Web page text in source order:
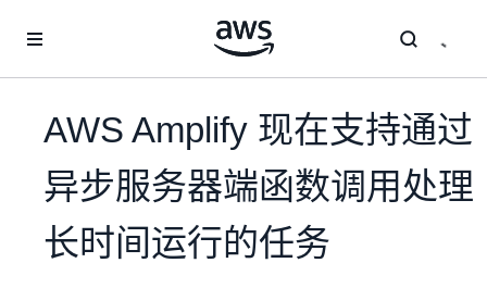
AWS Amplify 现在支持通过
异步服务器端函数调用处理
长时间运行的任务